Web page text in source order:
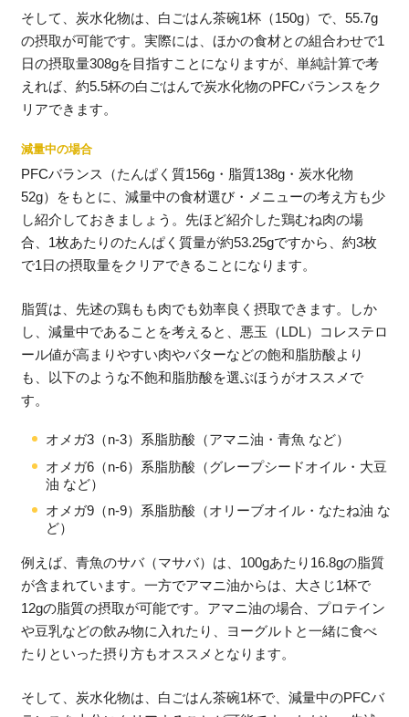
そして、炭水化物は、白ごはん茶碗1杯（150g）で、55.7g
の摂取が可能です。実際には、ほかの食材との組合わせで1
日の摂取量308gを目指すことになりますが、単純計算で考
えれば、約5.5杯の白ごはんで炭水化物のPFCバランスをク
リアできます。
減量中の場合
PFCバランス（たんぱく質156g・脂質138g・炭水化物
52g）をもとに、減量中の食材選び・メニューの考え方も少
し紹介しておきましょう。先ほど紹介した鶏むね肉の場
合、1枚あたりのたんぱく質量が約53.25gですから、約3枚
で1日の摂取量をクリアできることになります。
脂質は、先述の鶏もも肉でも効率良く摂取できます。しか
し、減量中であることを考えると、悪玉（LDL）コレステロ
ール値が高まりやすい肉やバターなどの飽和脂肪酸より
も、以下のような不飽和脂肪酸を選ぶほうがオススメで
す。
オメガ3（n-3）系脂肪酸（アマニ油・青魚 など）
オメガ6（n-6）系脂肪酸（グレープシードオイル・大豆
油 など）
オメガ9（n-9）系脂肪酸（オリーブオイル・なたね油 な
ど）
例えば、青魚のサバ（マサバ）は、100gあたり16.8gの脂質
が含まれています。一方でアマニ油からは、大さじ1杯で
12gの脂質の摂取が可能です。アマニ油の場合、プロテイン
や豆乳などの飲み物に入れたり、ヨーグルトと一緒に食べ
たりといった摂り方もオススメとなります。
そして、炭水化物は、白ごはん茶碗1杯で、減量中のPFCバ